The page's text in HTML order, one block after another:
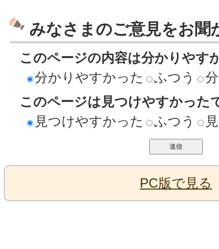
みなさまのご意見をお聞
このページの内容は分かりやす
分かりやすかった
ふつう
このページは見つけやすかった
見つけやすかった
ふつう
PC版で見る